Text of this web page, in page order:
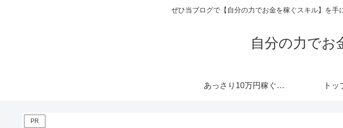
ぜひ当ブログで【自分の力でお金を稼ぐスキル】を手
自分の力でお
あっさり10万円稼ぐメルマガ トッ
PR